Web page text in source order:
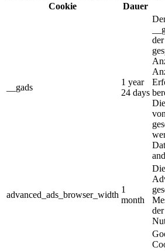
Cookie
Dauer
__gads
1 year
24 days
advanced_ads_browser_width
1
month